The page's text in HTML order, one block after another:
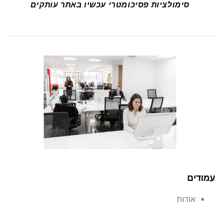
סימולציות פסיכומטרי עכשיו באתר עותקים
עמודים
אודות